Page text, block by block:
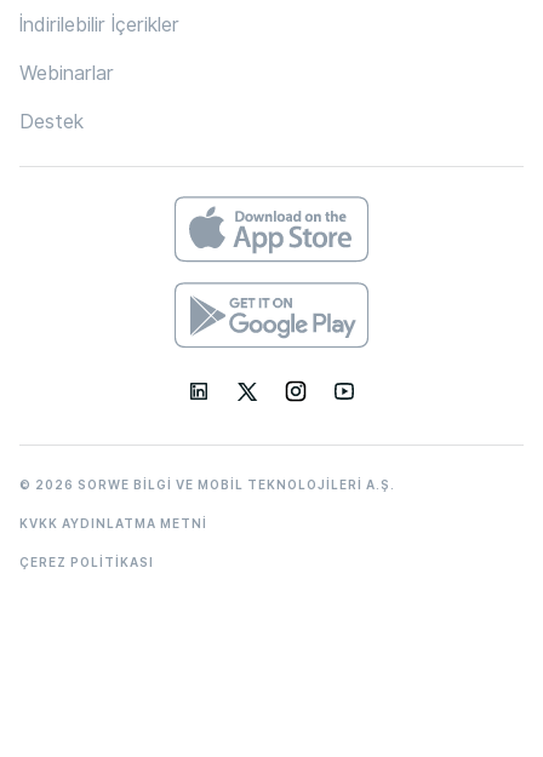
İndirilebilir İçerikler
Webinarlar
Destek
© 2026 SORWE BİLGİ VE MOBİL TEKNOLOJİLERİ A.Ş.
KVKK AYDINLATMA METNİ
ÇEREZ POLİTİKASI